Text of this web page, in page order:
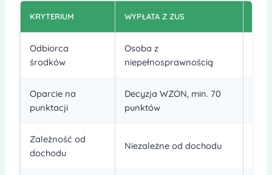
KRYTERIUM WYPŁATA Z ZUS
Odbiorca
środków
Osoba z
niepełnosprawnością
Oparcie na
punktacji
Decyzja WZON, min. 70
punktów
Zależność od
dochodu
Niezależne od dochodu